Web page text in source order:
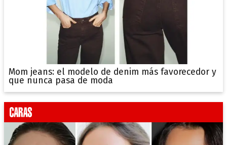
Mom jeans: el modelo de denim más favorecedor y
que nunca pasa de moda